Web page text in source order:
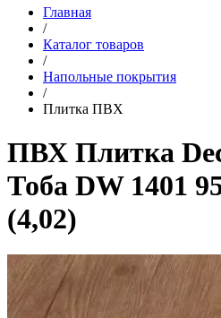
Главная
/
Каталог товаров
/
Напольные покрытия
/
Плитка ПВХ
ПВХ Плитка
Тоба DW 1401
(4,02)